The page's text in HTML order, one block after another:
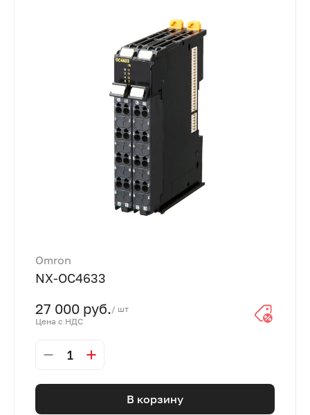
Omron
NX-OC4633
27 000 руб./ шт
Цена с НДС
1
В корзину